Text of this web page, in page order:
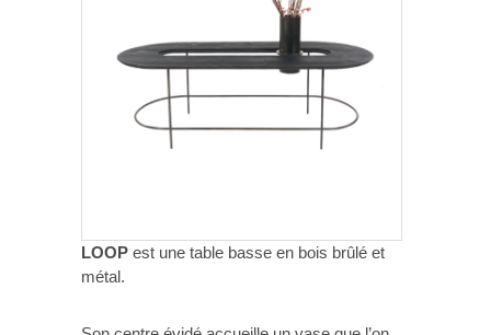
LOOP est une table basse en bois brûlé et
métal.